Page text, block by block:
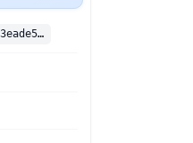
sha256:33846e1c7eac9574c48535aa56427a7a21d5963eade53c5d8149c0baff1b4e04